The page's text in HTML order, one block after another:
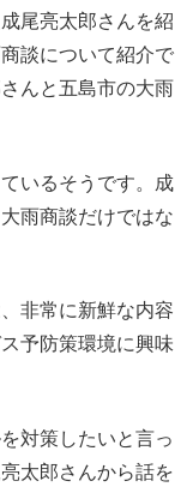
尾亮太郎さんを紹
談について紹介で
んと五島市の大雨
いるそうです。成
雨商談だけではな
非常に新鮮な内容
予防策環境に興味
対策したいと言っ
太郎さんから話を